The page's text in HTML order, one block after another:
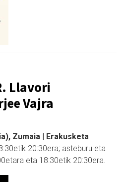
Llavori
Vajra
Zumaia | Erakusketa
20:30era; asteburu eta
eta 18:30etik 20:30era.